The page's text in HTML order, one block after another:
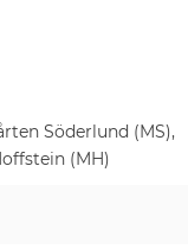
Söderlund (MS),
(MH)